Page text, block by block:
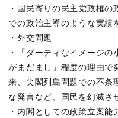
・国民寄りの民主党政権
での政治主導のような実績
・外交問題
・「ダーティなイメージ
がまだまし」程度の理由で
来、尖閣列島問題での不条
な発言など、国民を幻滅さ
・内閣としての政策立案